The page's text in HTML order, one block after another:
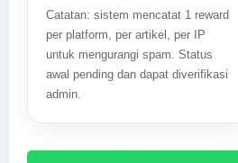
Catatan: sistem mencatat 1 reward
per platform, per artikel, per IP
untuk mengurangi spam. Status
awal pending dan dapat diverifikasi
admin.